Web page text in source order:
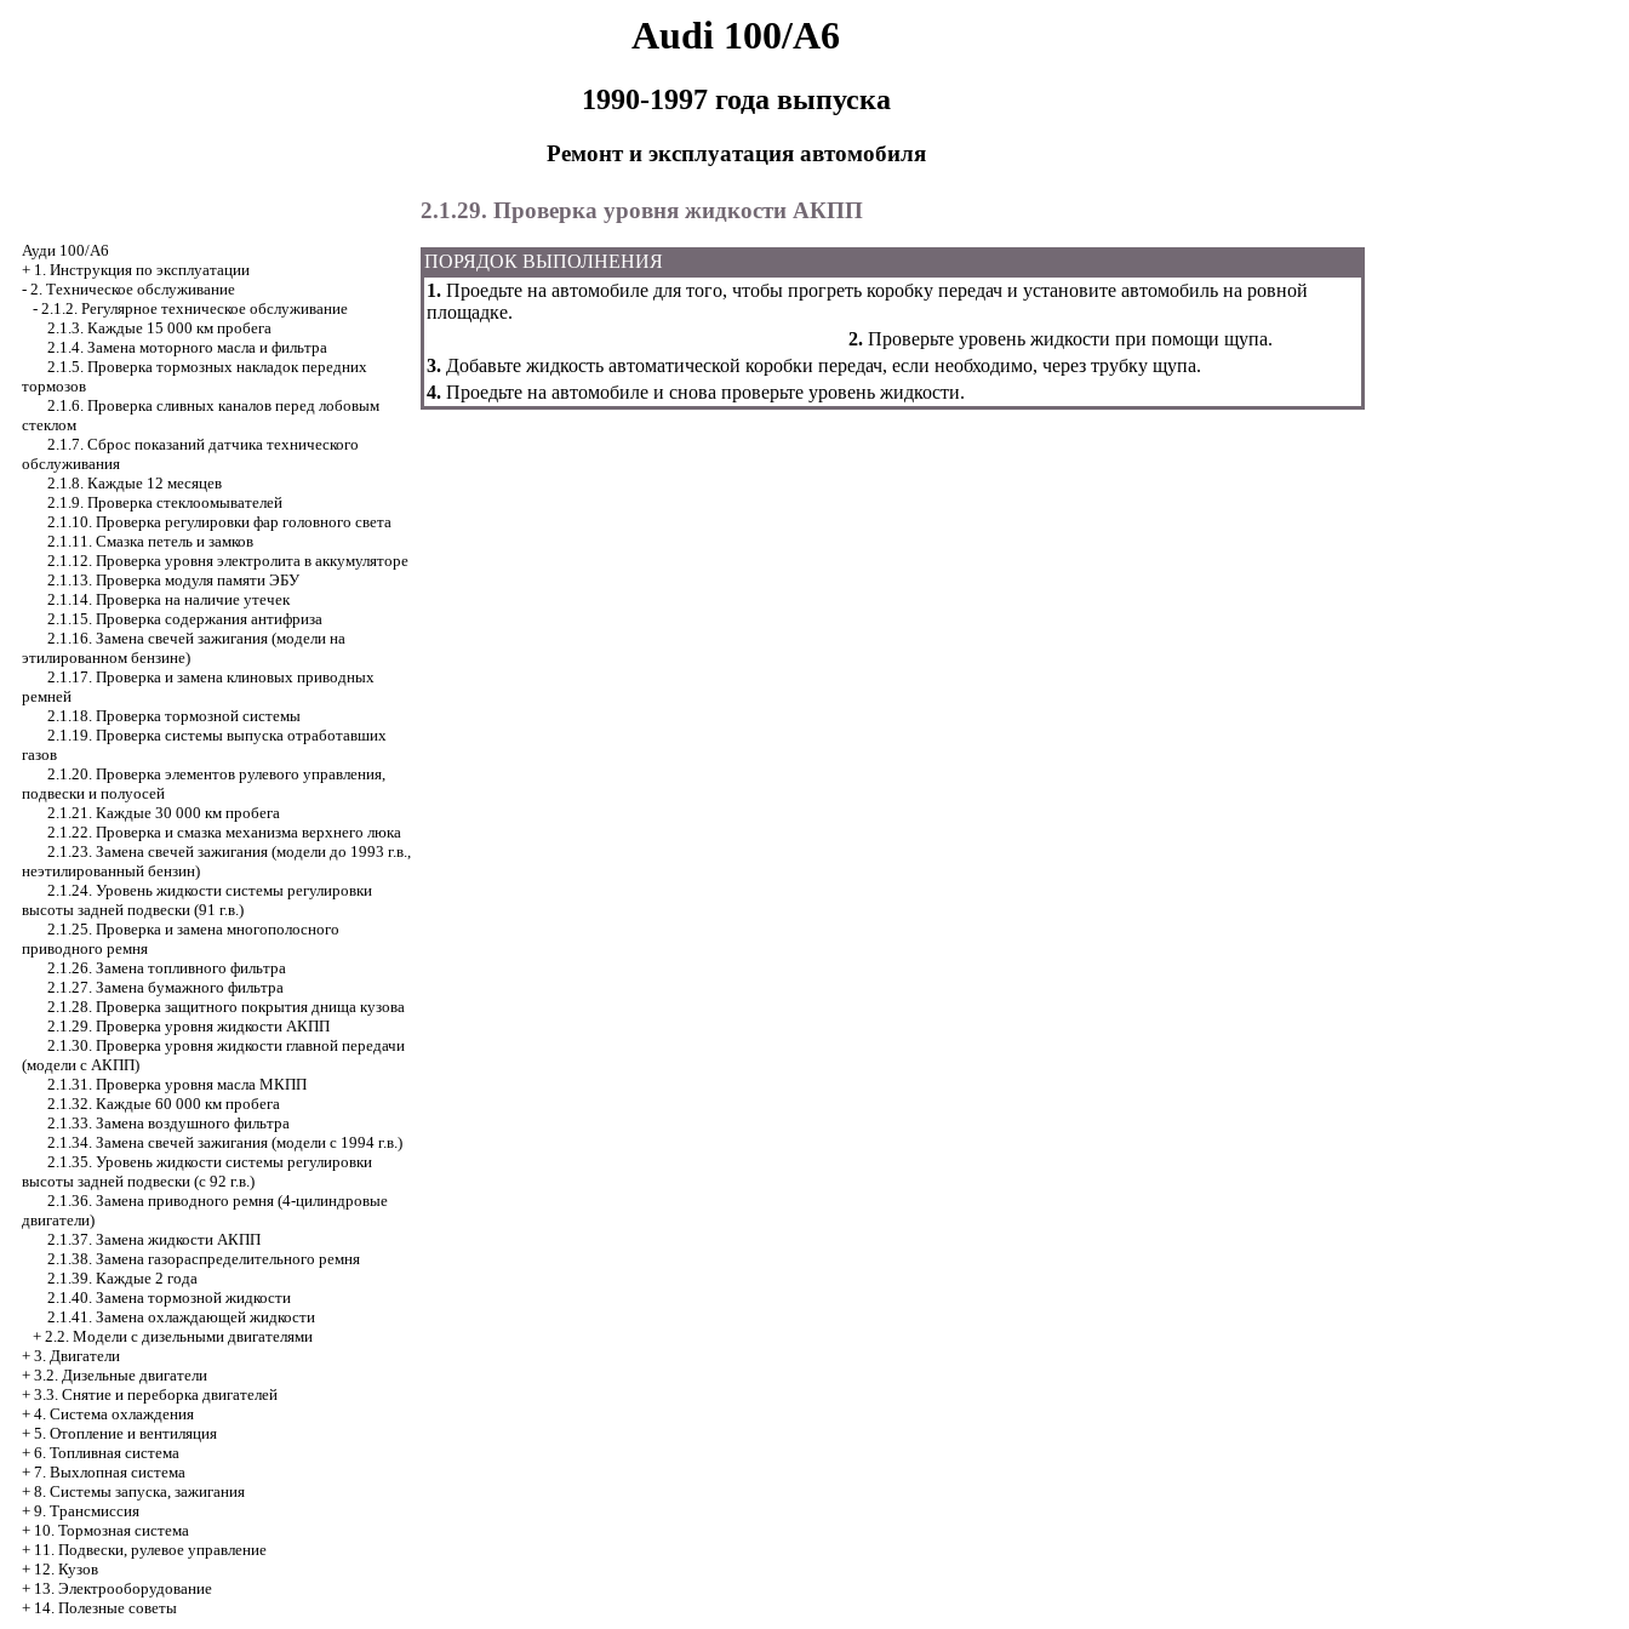
Audi 100/A6
1990-1997 года выпуска
Ремонт и эксплуатация автомобиля
Ауди 100/А6
+ 1. Инструкция по эксплуатации
- 2. Техническое обслуживание
- 2.1.2. Регулярное техническое обслуживание
2.1.3. Каждые 15 000 км пробега
2.1.4. Замена моторного масла и фильтра
2.1.5. Проверка тормозных накладок передних
тормозов
2.1.6. Проверка сливных каналов перед лобовым
стеклом
2.1.7. Сброс показаний датчика технического
обслуживания
2.1.8. Каждые 12 месяцев
2.1.9. Проверка стеклоомывателей
2.1.10. Проверка регулировки фар головного света
2.1.11. Смазка петель и замков
2.1.12. Проверка уровня электролита в аккумуляторе
2.1.13. Проверка модуля памяти ЭБУ
2.1.14. Проверка на наличие утечек
2.1.15. Проверка содержания антифриза
2.1.16. Замена свечей зажигания (модели на
этилированном бензине)
2.1.17. Проверка и замена клиновых приводных
ремней
2.1.18. Проверка тормозной системы
2.1.19. Проверка системы выпуска отработавших
газов
2.1.20. Проверка элементов рулевого управления,
подвески и полуосей
2.1.21. Каждые 30 000 км пробега
2.1.22. Проверка и смазка механизма верхнего люка
2.1.23. Замена свечей зажигания (модели до 1993 г.в.,
неэтилированный бензин)
2.1.24. Уровень жидкости системы регулировки
высоты задней подвески (91 г.в.)
2.1.25. Проверка и замена многополосного
приводного ремня
2.1.26. Замена топливного фильтра
2.1.27. Замена бумажного фильтра
2.1.28. Проверка защитного покрытия днища кузова
2.1.29. Проверка уровня жидкости АКПП
2.1.30. Проверка уровня жидкости главной передачи
(модели с АКПП)
2.1.31. Проверка уровня масла МКПП
2.1.32. Каждые 60 000 км пробега
2.1.33. Замена воздушного фильтра
2.1.34. Замена свечей зажигания (модели с 1994 г.в.)
2.1.35. Уровень жидкости системы регулировки
высоты задней подвески (с 92 г.в.)
2.1.36. Замена приводного ремня (4-цилиндровые
двигатели)
2.1.37. Замена жидкости АКПП
2.1.38. Замена газораспределительного ремня
2.1.39. Каждые 2 года
2.1.40. Замена тормозной жидкости
2.1.41. Замена охлаждающей жидкости
+ 2.2. Модели с дизельными двигателями
+ 3. Двигатели
+ 3.2. Дизельные двигатели
+ 3.3. Снятие и переборка двигателей
+ 4. Система охлаждения
+ 5. Отопление и вентиляция
+ 6. Топливная система
+ 7. Выхлопная система
+ 8. Системы запуска, зажигания
+ 9. Трансмиссия
+ 10. Тормозная система
+ 11. Подвески, рулевое управление
+ 12. Кузов
+ 13. Электрооборудование
+ 14. Полезные советы
2.1.29. Проверка уровня жидкости АКПП
ПОРЯДОК ВЫПОЛНЕНИЯ
1. Проедьте на автомобиле для того, чтобы прогреть коробку передач и установите автомобиль на ровной
площадке.
2. Проверьте уровень жидкости при помощи щупа.
3. Добавьте жидкость автоматической коробки передач, если необходимо, через трубку щупа.
4. Проедьте на автомобиле и снова проверьте уровень жидкости.